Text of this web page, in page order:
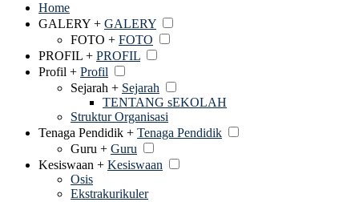
Home
GALERY + GALERY
FOTO + FOTO
PROFIL + PROFIL
Profil + Profil
Sejarah + Sejarah
TENTANG sEKOLAH
Struktur Organisasi
Tenaga Pendidik + Tenaga Pendidik
Guru + Guru
Kesiswaan + Kesiswaan
Osis
Ekstrakurikuler